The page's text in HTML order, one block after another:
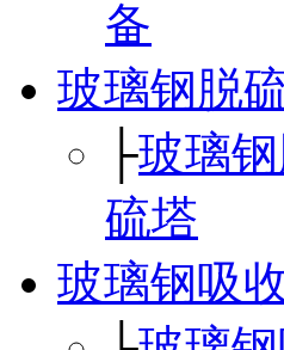
备
玻璃钢脱
├玻璃
硫塔
玻璃钢吸